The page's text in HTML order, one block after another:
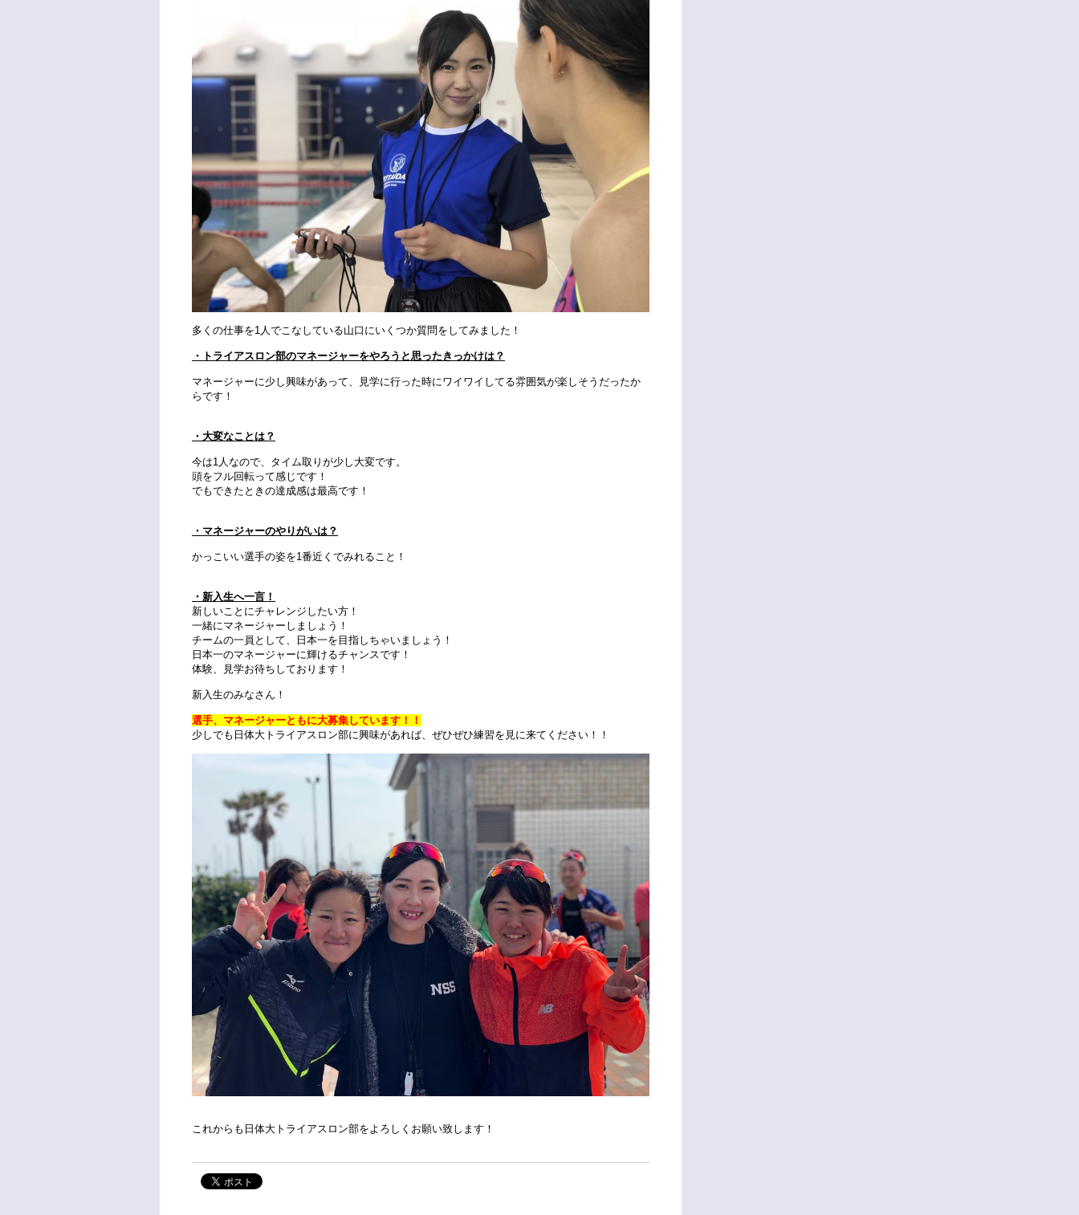
多くの仕事を1人でこなしている山口にいくつか質問をしてみました！
・トライアスロン部のマネージャーをやろうと思ったきっかけは？
マネージャーに少し興味があって、見学に行った時にワイワイしてる雰囲気が楽しそうだったか
らです！
・大変なことは？
今は1人なので、タイム取りが少し大変です。
頭をフル回転って感じです！
でもできたときの達成感は最高です！
・マネージャーのやりがいは？
かっこいい選手の姿を1番近くでみれること！
・新入生へ一言！
新しいことにチャレンジしたい方！
一緒にマネージャーしましょう！
チームの一員として、日本一を目指しちゃいましょう！
日本一のマネージャーに輝けるチャンスです！
体験、見学お待ちしております！
新入生のみなさん！
選手、マネージャーともに大募集しています！！
少しでも日体大トライアスロン部に興味があれば、ぜひぜひ練習を見に来てください！！
これからも日体大トライアスロン部をよろしくお願い致します！